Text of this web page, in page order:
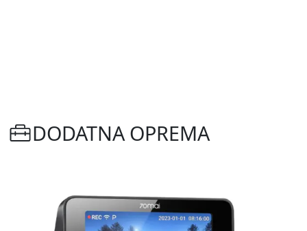
DODATNA OPREMA